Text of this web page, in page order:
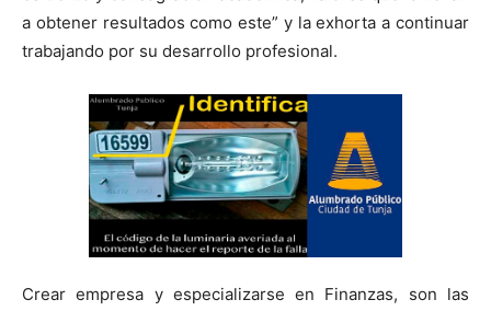
a obtener resultados como este” y la exhorta a continuar
trabajando por su desarrollo profesional.
Crear empresa y especializarse en Finanzas, son las